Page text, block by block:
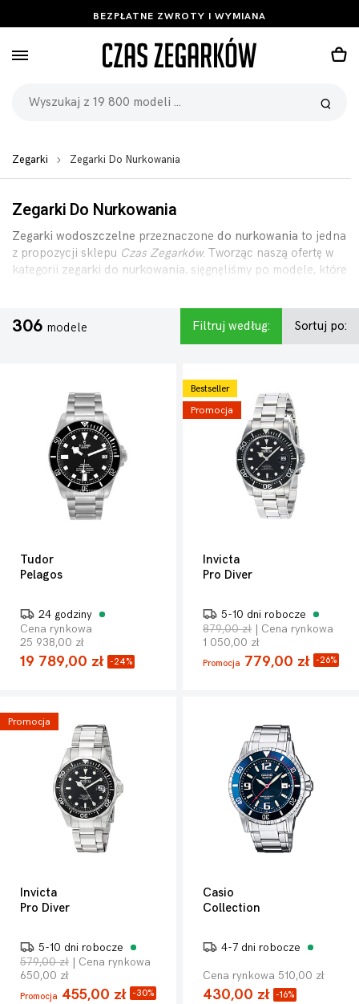
BEZPŁATNE ZWROTY I WYMIANA
Zegarki Zegarki Do Nurkowania
Zegarki Do Nurkowania
Zegarki wodoszczelne przeznaczone do nurkowania to jedna
z propozycji sklepu Czas Zegarków. Tworząc naszą ofertę w
kategorii zegarki do nurkowania, sięgnęliśmy po modele, które
korzystnych cenach. Jaki zegarek sprawdzi się podczas
306 modele Sortuj po:
Filtruj według:
Tudor
Pelagos
24 godziny
Cena rynkowa
25 938,00 zł
19 789,00 zł -24%
Bestseller
Promocja
Invicta
Pro Diver
5-10 dni robocze
879,00 zł | Cena rynkowa
1 050,00 zł
Promocja 779,00 zł -26%
Promocja
Invicta
Pro Diver
5-10 dni robocze
579,00 zł | Cena rynkowa
650,00 zł
Promocja 455,00 zł -30%
Casio
Collection
4-7 dni robocze
Cena rynkowa 510,00 zł
430,00 zł -16%